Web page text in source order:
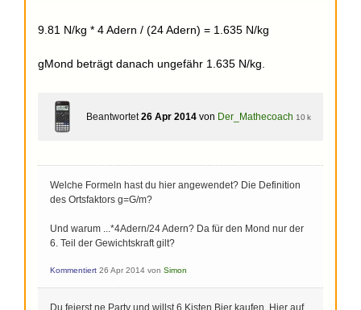
9.81 N/kg * 4 Adern / (24 Adern) = 1.635 N/kg
gMond beträgt danach ungefähr 1.635 N/kg.
Beantwortet 26 Apr 2014 von Der_Mathecoach 10 k
Welche Formeln hast du hier angewendet? Die Definition
des Ortsfaktors g=G/m?
Und warum ...*4Adern/24 Adern? Da für den Mond nur der
6. Teil der Gewichtskraft gilt?
Kommentiert 26 Apr 2014 von Simon
Du feierst ne Party und willst 6 Kisten Bier kaufen. Hier auf